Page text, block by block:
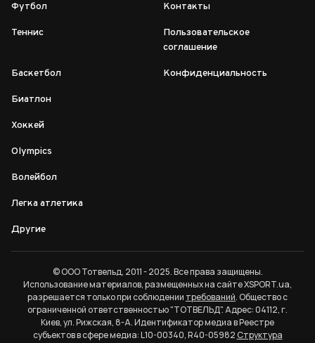
Футбол
Теннис
Баскетбол
Биатлон
Хоккей
Olympics
Волейбол
Легка атлетика
Другие
Контакты
Пользовательское
соглашение
Конфиденциальность
© ООО Тотвельд, 2011 - 2025. Все права защищены.
Использование материалов, размещенных на сайте XSPORT.ua,
разрешается только при соблюдении требований. Общество с
ограниченной ответственностью "ТОТВЕЛЬД". Адрес: 04112, г.
Киев, ул. Рижская, 8-А. Идентификатор медиа в Реестре
субъектов в сфере медиа: L10-00340, R40-05982Структура